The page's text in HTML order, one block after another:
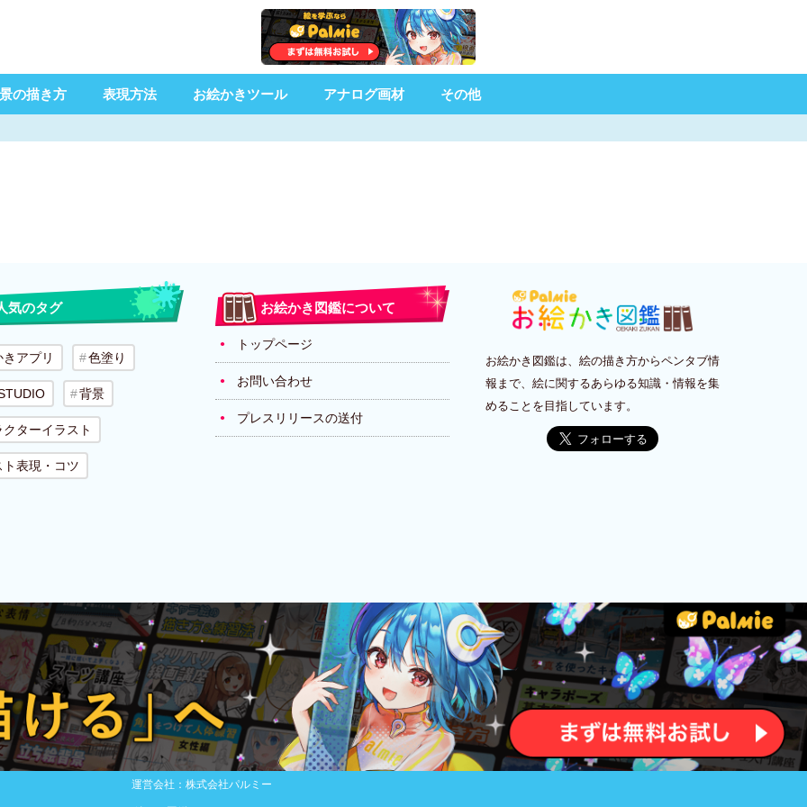
の描き方 表現方法 お絵かきツール アナログ画材 その他
気のタグ
アプリ 色塗り
背景
ターイラスト
ト表現・コツ
お絵かき図鑑について
トップページ
お問い合わせ
プレスリリースの送付
お絵かき図鑑は、絵の描き方からペンタブ情
報まで、絵に関するあらゆる知識・情報を集
めることを目指しています。
運営会社：株式会社パルミー